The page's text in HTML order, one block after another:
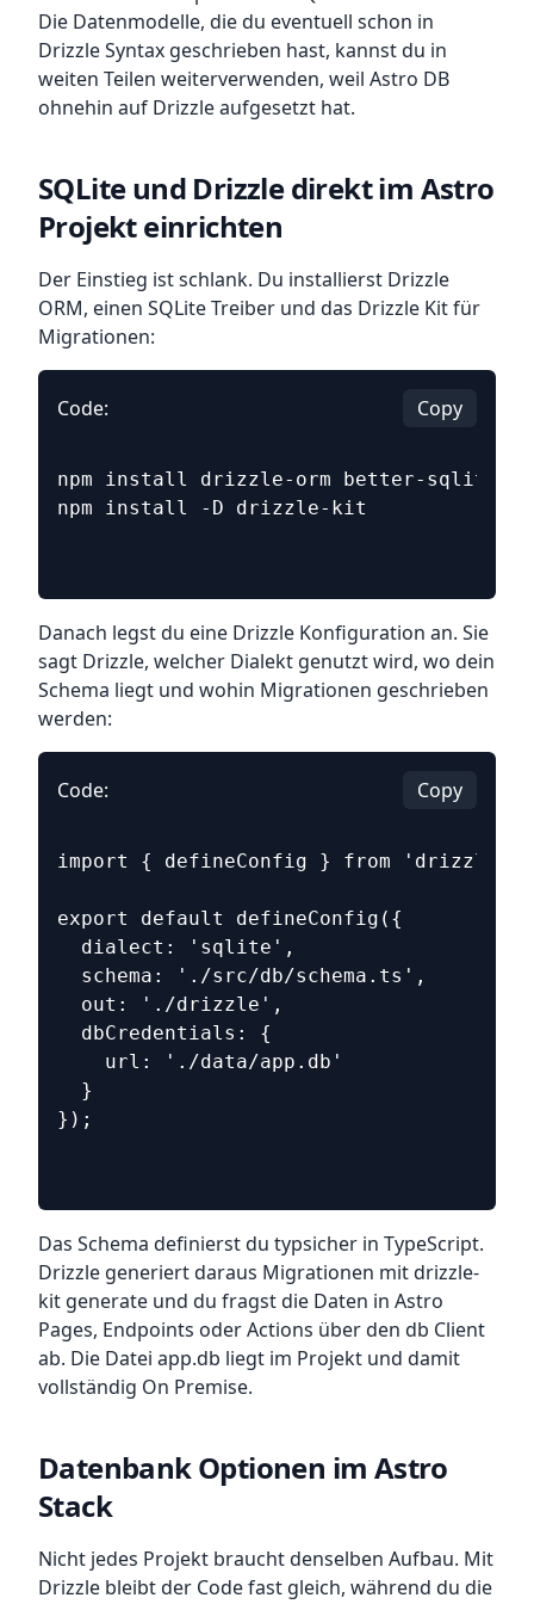
Die Datenmodelle, die du eventuell schon in
Drizzle Syntax geschrieben hast, kannst du in
weiten Teilen weiterverwenden, weil Astro DB
ohnehin auf Drizzle aufgesetzt hat.
SQLite und Drizzle direkt im Astro
Projekt einrichten
Der Einstieg ist schlank. Du installierst Drizzle
ORM, einen SQLite Treiber und das Drizzle Kit für
Migrationen:
Code: Copy
npm install drizzle-orm better-sqlite3
npm install -D drizzle-kit
Danach legst du eine Drizzle Konfiguration an. Sie
sagt Drizzle, welcher Dialekt genutzt wird, wo dein
Schema liegt und wohin Migrationen geschrieben
werden:
Code: Copy
import { defineConfig } from 'drizzle-
export default defineConfig({
dialect: 'sqlite',
schema: './src/db/schema.ts',
out: './drizzle',
dbCredentials: {
url: './data/app.db'
}
});
Das Schema definierst du typsicher in TypeScript.
Drizzle generiert daraus Migrationen mit drizzle-
kit generate und du fragst die Daten in Astro
Pages, Endpoints oder Actions über den db Client
ab. Die Datei app.db liegt im Projekt und damit
vollständig On Premise.
Datenbank Optionen im Astro
Stack
Nicht jedes Projekt braucht denselben Aufbau. Mit
Drizzle bleibt der Code fast gleich, während du die